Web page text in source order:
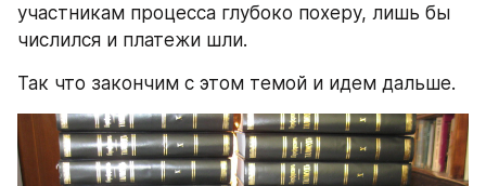
участникам процесса глубоко похеру, лишь бы
числился и платежи шли.
Так что закончим с этом темой и идем дальше.